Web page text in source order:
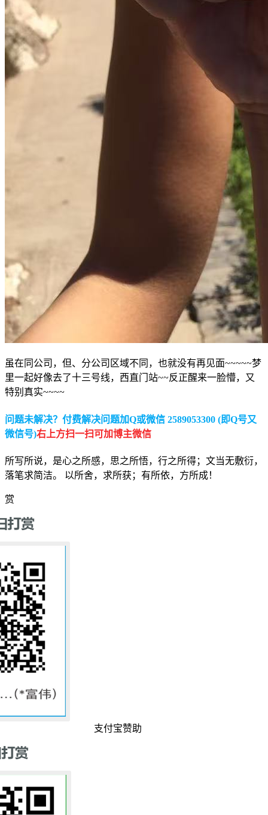
虽在同公司，但、分公司区域不同，也就没有再见面~~~~~梦
里一起好像去了十三号线，西直门站~~反正醒来一脸懵，又
特别真实~~~~
问题未解决？付费解决问题加Q或微信 2589053300 (即Q号又
微信号)右上方扫一扫可加博主微信
所写所说，是心之所感，思之所悟，行之所得；文当无敷衍，
落笔求简洁。 以所舍，求所获；有所依，方所成！
赏
支付宝赞助